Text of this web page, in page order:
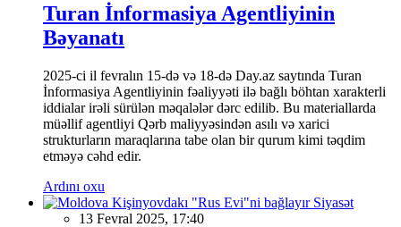
Turan İnformasiya Agentliyinin
Bəyanatı
2025-ci il fevralın 15-də və 18-də Day.az saytında Turan
İnformasiya Agentliyinin fəaliyyəti ilə bağlı böhtan xarakterli
iddialar irəli sürülən məqalələr dərc edilib. Bu materiallarda
müəllif agentliyi Qərb maliyyəsindən asılı və xarici
strukturların maraqlarına tabe olan bir qurum kimi təqdim
etməyə cəhd edir.
Ardını oxu
Siyasət
13 Fevral 2025, 17:40